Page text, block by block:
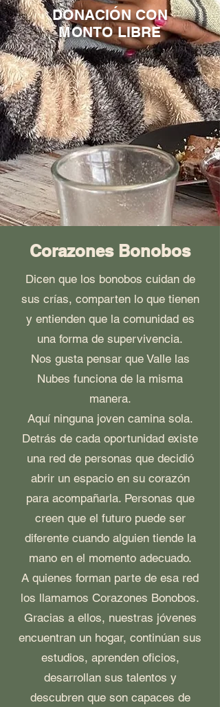
DONACIÓN CON
MONTO LIBRE
Corazones Bonobos
Dicen que los bonobos cuidan de
sus crías, comparten lo que tienen
y entienden que la comunidad es
una forma de supervivencia.
Nos gusta pensar que Valle las
Nubes funciona de la misma
manera.
Aquí ninguna joven camina sola.
Detrás de cada oportunidad existe
una red de personas que decidió
abrir un espacio en su corazón
para acompañarla. Personas que
creen que el futuro puede ser
diferente cuando alguien tiende la
mano en el momento adecuado.
A quienes forman parte de esa red
los llamamos Corazones Bonobos.
Gracias a ellos, nuestras jóvenes
encuentran un hogar, continúan sus
estudios, aprenden oficios,
desarrollan sus talentos y
descubren que son capaces de